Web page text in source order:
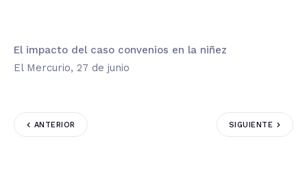
El impacto del caso convenios en la niñez
El Mercurio, 27 de junio
ANTERIOR SIGUIENTE